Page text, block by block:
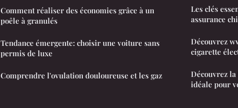
Comment réaliser des économies grâce à un
poêle à granulés
Tendance émergente: choisir une voiture sans
permis de luxe
Comprendre l'ovulation douloureuse et les gaz
Les clés
assurance
Découvrez
cigarette
Découvrez la
idéale pour